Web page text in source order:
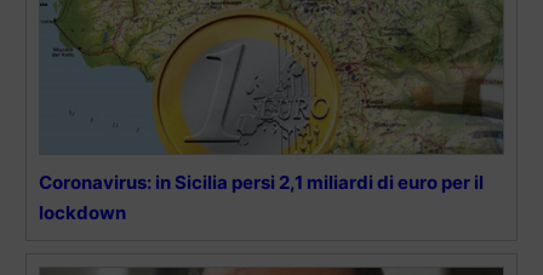
Coronavirus: in Sicilia persi 2,1 miliardi di euro per il
lockdown